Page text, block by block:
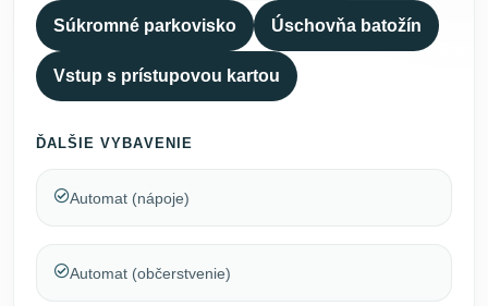
Súkromné parkovisko Úschovňa batožín
Vstup s prístupovou kartou
ĎALŠIE VYBAVENIE
Automat (nápoje)
Automat (občerstvenie)